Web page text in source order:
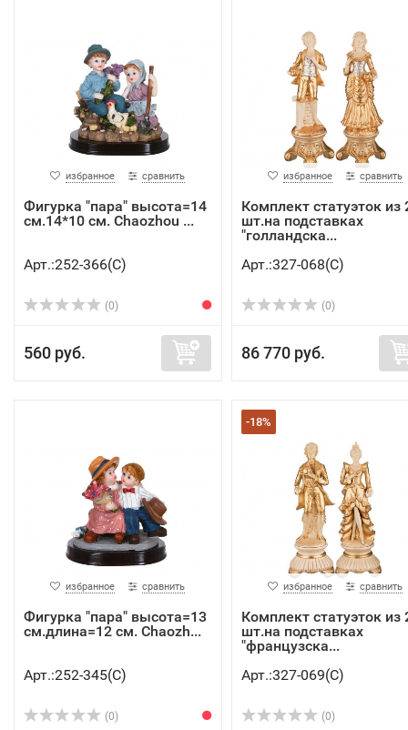
избранное сравнить
Фигурка "пара" высота=14
см.14*10 см. Chaozhou ...
Арт.:252-366(C)
(0)
560 руб.
избранное сравнить
Комплект статуэток из
шт.на подставках
"голландска...
Арт.:327-068(C)
(0)
86 770 руб.
избранное сравнить
Фигурка "пара" высота=13
см.длина=12 см. Chaozh...
Арт.:252-345(C)
(0)
-18%
избранное сравнить
Комплект статуэток из
шт.на подставках
"французска...
Арт.:327-069(C)
(0)